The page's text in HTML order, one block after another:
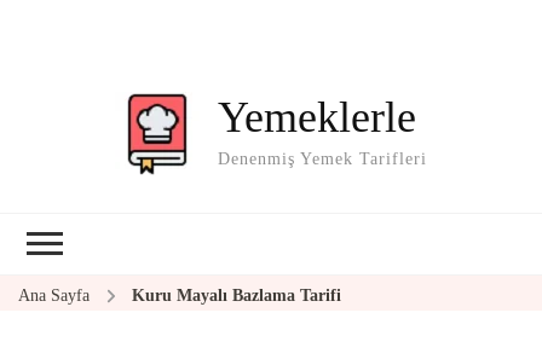
Yemeklerle
Denenmiş Yemek Tarifleri
Ana Sayfa Kuru Mayalı Bazlama Tarifi